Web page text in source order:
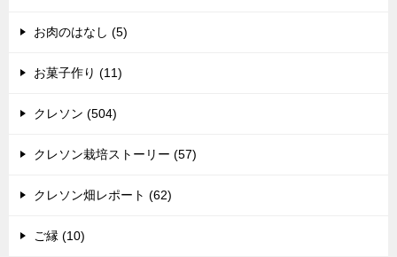
お肉のはなし (5)
お菓子作り (11)
クレソン (504)
クレソン栽培ストーリー (57)
クレソン畑レポート (62)
ご縁 (10)